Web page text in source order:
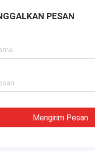
PESAN
Mengirim Pesan